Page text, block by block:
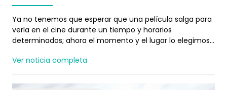
Ya no tenemos que esperar que una película salga para
verla en el cine durante un tiempo y horarios
determinados; ahora el momento y el lugar lo elegimos
Ver noticia completa